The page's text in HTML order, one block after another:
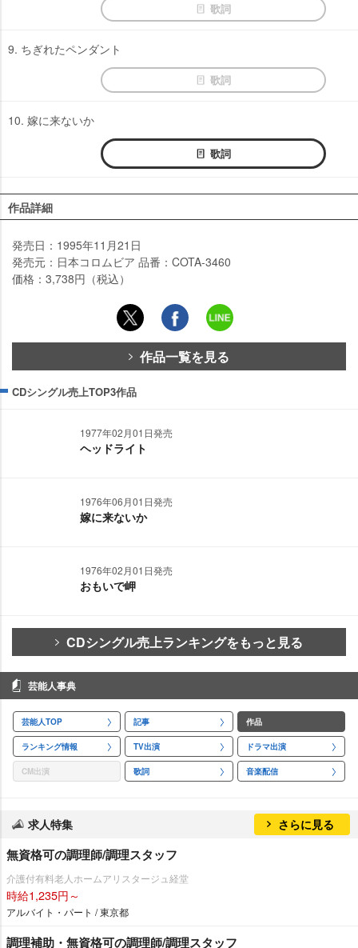
歌詞
9. ちぎれたペンダント
歌詞
10. 嫁に来ないか
歌詞
作品詳細
発売日：1995年11月21日
発売元：日本コロムビア 品番：COTA-3460
価格：3,738円（税込）
作品一覧を見る
CDシングル売上TOP3作品
1977年02月01日発売
ヘッドライト
1976年06月01日発売
嫁に来ないか
1976年02月01日発売
おもいで岬
CDシングル売上ランキングをもっと見る
芸能人事典
芸能人TOP 記事 作品
ランキング情報 TV出演 ドラマ出演
CM出演 歌詞 音楽配信
求人特集 さらに見る
無資格可の調理師/調理スタッフ
介護付有料老人ホームアリスタージュ経堂
時給1,235円～
アルバイト・パート / 東京都
調理補助・無資格可の調理師/調理スタッフ